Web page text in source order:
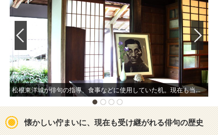
松根東洋城が俳句の指導、食事などに使用していた机。現在も当時のものが置いてある。
懐かしい佇まいに、現在も受け継がれる俳句の歴史